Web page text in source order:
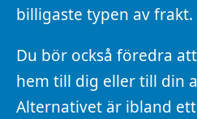
billigaste typen av frakt.
Du bör också föredra
hem till dig eller till din
Alternativet är ibland